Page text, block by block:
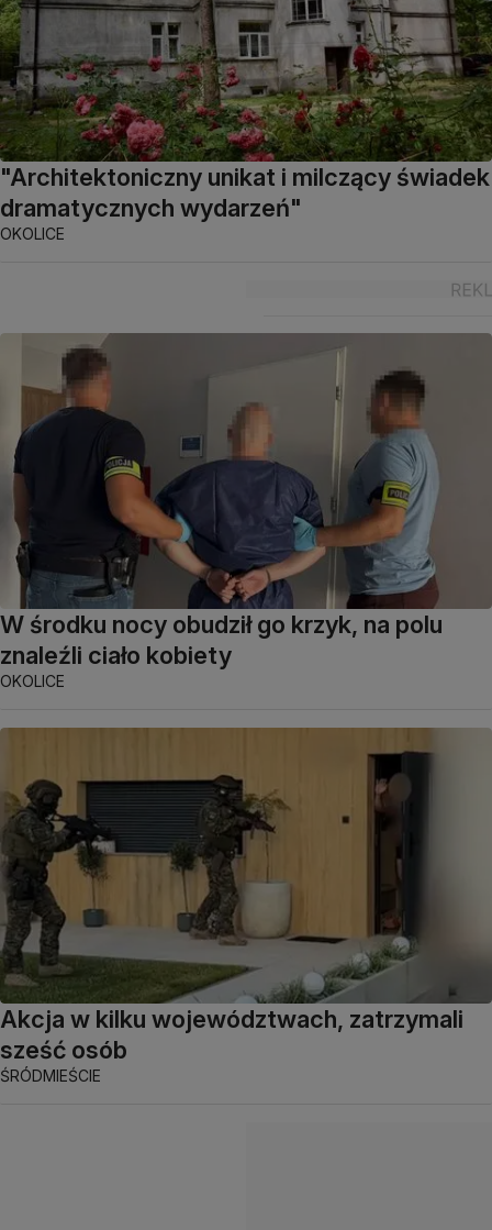
"Architektoniczny unikat i milczący świadek
dramatycznych wydarzeń"
OKOLICE
W środku nocy obudził go krzyk, na polu
znaleźli ciało kobiety
OKOLICE
Akcja w kilku województwach, zatrzymali
sześć osób
ŚRÓDMIEŚCIE